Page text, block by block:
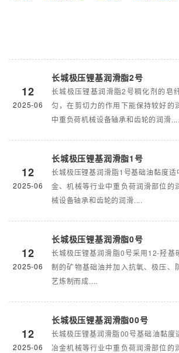
12
2025-06
长城极压锂基润滑脂2号
长城极压锂基润滑脂2号稠化剂的皂
匀，在剪切力的作用下能保持较好的
中重负荷机械设备轴承和齿轮的润滑....
12
2025-06
长城极压锂基润滑脂1号
长城极压锂基润滑脂1号基础油黏度
金、机械等行业中重负荷润滑部位的
械设备轴承和齿轮的润滑....
12
2025-06
长城极压锂基润滑脂0号
长城极压锂基润滑脂0号采用12-羟基
制的矿物基础油并加入抗氧、极压、
艺炼制而成....
12
2025-06
长城极压锂基润滑脂00号
长城极压锂基润滑脂00号基础油黏度
冶金机械等行业中重负荷润滑部位的